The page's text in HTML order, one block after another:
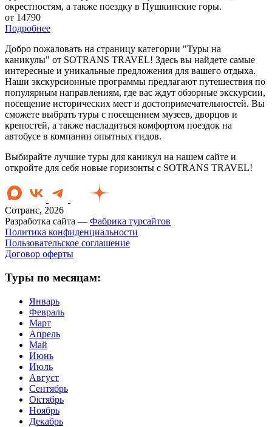
окрестностям, а также поездку в Пушкинские горы.
от 14790
Подробнее
Добро пожаловать на страницу категории "Туры на
каникулы" от SOTRANS TRAVEL! Здесь вы найдете самые
интересные и уникальные предложения для вашего отдыха.
Наши экскурсионные программы предлагают путешествия по
популярным направлениям, где вас ждут обзорные экскурсии,
посещение исторических мест и достопримечательностей. Вы
сможете выбрать туры с посещением музеев, дворцов и
крепостей, а также насладиться комфортом поездок на
автобусе в компании опытных гидов.
Выбирайте лучшие туры для каникул на нашем сайте и
откройте для себя новые горизонты с SOTRANS TRAVEL!
Сотранс, 2026
Разработка сайта — Фабрика турсайтов
Политика конфиденциальности
Пользовательское соглашение
Договор оферты
Туры по месяцам:
Январь
Февраль
Март
Апрель
Май
Июнь
Июль
Август
Сентябрь
Октябрь
Ноябрь
Декабрь